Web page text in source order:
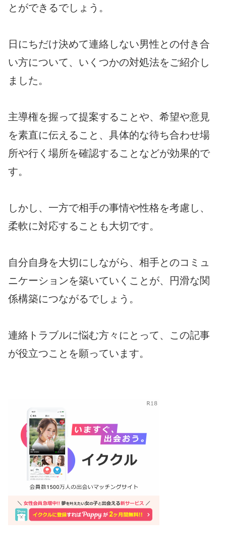
とができるでしょう。
日にちだけ決めて連絡しない男性との付き合
い方について、いくつかの対処法をご紹介し
ました。
主導権を握って提案することや、希望や意見
を素直に伝えること、具体的な待ち合わせ場
所や行く場所を確認することなどが効果的で
す。
しかし、一方で相手の事情や性格を考慮し、
柔軟に対応することも大切です。
自分自身を大切にしながら、相手とのコミュ
ニケーションを築いていくことが、円滑な関
係構築につながるでしょう。
連絡トラブルに悩む方々にとって、この記事
が役立つことを願っています。